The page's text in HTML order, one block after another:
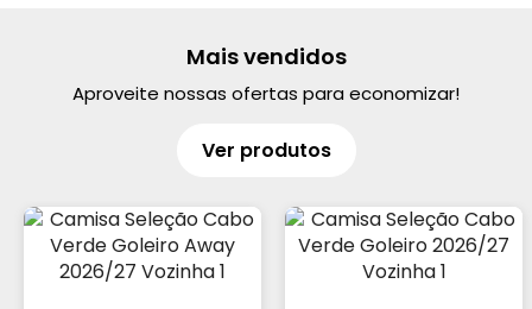
Mais vendidos
Aproveite nossas ofertas para economizar!
Ver produtos